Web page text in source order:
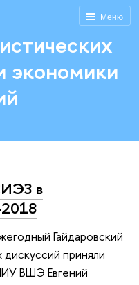
Меню
экономики
в
Гайдаровский
приняли
ВШЭ Евгений